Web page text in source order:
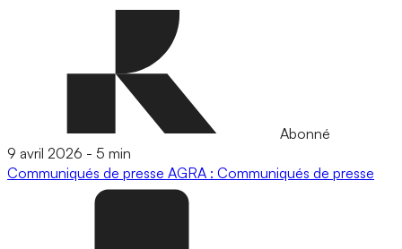
Abonné
9 avril 2026 - 5 min
Communiqués de presse AGRA : Communiqués de presse